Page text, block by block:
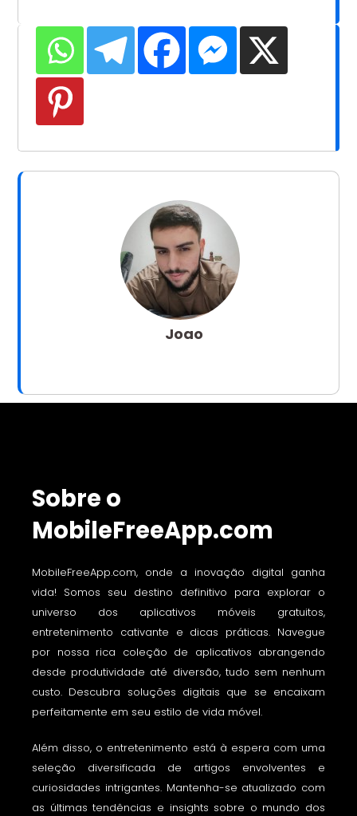
Joao
Sobre o
MobileFreeApp.com
MobileFreeApp.com, onde a inovação digital ganha
vida! Somos seu destino definitivo para explorar o
universo dos aplicativos móveis gratuitos,
entretenimento cativante e dicas práticas. Navegue
por nossa rica coleção de aplicativos abrangendo
desde produtividade até diversão, tudo sem nenhum
custo. Descubra soluções digitais que se encaixam
perfeitamente em seu estilo de vida móvel.
Além disso, o entretenimento está à espera com uma
seleção diversificada de artigos envolventes e
curiosidades intrigantes. Mantenha-se atualizado com
as últimas tendências e insights sobre o mundo dos